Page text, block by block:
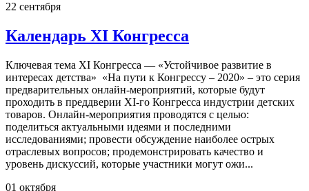
22 сентября
Календарь XI Конгресса
Ключевая тема XI Конгресса — «Устойчивое развитие в
интересах детства» «На пути к Конгрессу – 2020» – это серия
предварительных онлайн-мероприятий, которые будут
проходить в преддверии XI-го Конгресса индустрии детских
товаров. Онлайн-мероприятия проводятся с целью:
поделиться актуальными идеями и последними
исследованиями; провести обсуждение наиболее острых
отраслевых вопросов; продемонстрировать качество и
уровень дискуссий, которые участники могут ожи...
01 октября